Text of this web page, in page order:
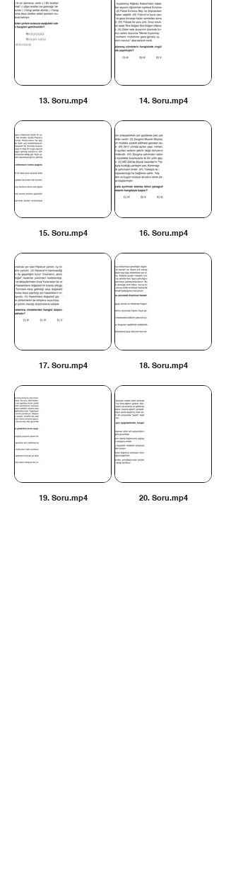
13. Soru.mp4 14. Soru.mp4
15. Soru.mp4 16. Soru.mp4
17. Soru.mp4 18. Soru.mp4
19. Soru.mp4 20. Soru.mp4